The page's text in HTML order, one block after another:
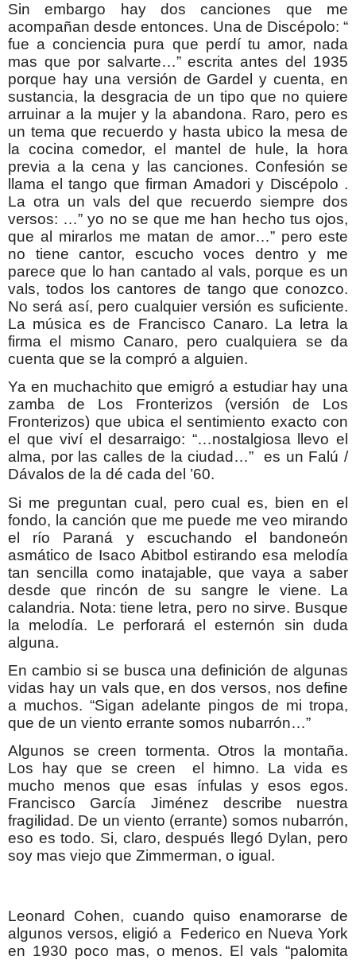
Sin embargo hay dos canciones que me
acompañan desde entonces. Una de Discépolo: “
fue a conciencia pura que perdí tu amor, nada
mas que por salvarte…” escrita antes del 1935
porque hay una versión de Gardel y cuenta, en
sustancia, la desgracia de un tipo que no quiere
arruinar a la mujer y la abandona. Raro, pero es
un tema que recuerdo y hasta ubico la mesa de
la cocina comedor, el mantel de hule, la hora
previa a la cena y las canciones. Confesión se
llama el tango que firman Amadori y Discépolo .
La otra un vals del que recuerdo siempre dos
versos: …” yo no se que me han hecho tus ojos,
que al mirarlos me matan de amor…” pero este
no tiene cantor, escucho voces dentro y me
parece que lo han cantado al vals, porque es un
vals, todos los cantores de tango que conozco.
No será así, pero cualquier versión es suficiente.
La música es de Francisco Canaro. La letra la
firma el mismo Canaro, pero cualquiera se da
cuenta que se la compró a alguien.
Ya en muchachito que emigró a estudiar hay una
zamba de Los Fronterizos (versión de Los
Fronterizos) que ubica el sentimiento exacto con
el que viví el desarraigo: “…nostalgiosa llevo el
alma, por las calles de la ciudad…” es un Falú /
Dávalos de la dé cada del ’60.
Si me preguntan cual, pero cual es, bien en el
fondo, la canción que me puede me veo mirando
el río Paraná y escuchando el bandoneón
asmático de Isaco Abitbol estirando esa melodía
tan sencilla como inatajable, que vaya a saber
desde que rincón de su sangre le viene. La
calandria. Nota: tiene letra, pero no sirve. Busque
la melodía. Le perforará el esternón sin duda
alguna.
En cambio si se busca una definición de algunas
vidas hay un vals que, en dos versos, nos define
a muchos. “Sigan adelante pingos de mi tropa,
que de un viento errante somos nubarrón…”
Algunos se creen tormenta. Otros la montaña.
Los hay que se creen el himno. La vida es
mucho menos que esas ínfulas y esos egos.
Francisco García Jiménez describe nuestra
fragilidad. De un viento (errante) somos nubarrón,
eso es todo. Si, claro, después llegó Dylan, pero
soy mas viejo que Zimmerman, o igual.
Leonard Cohen, cuando quiso enamorarse de
algunos versos, eligió a
Federico en Nueva York
en 1930 poco mas, o menos. El vals “palomita